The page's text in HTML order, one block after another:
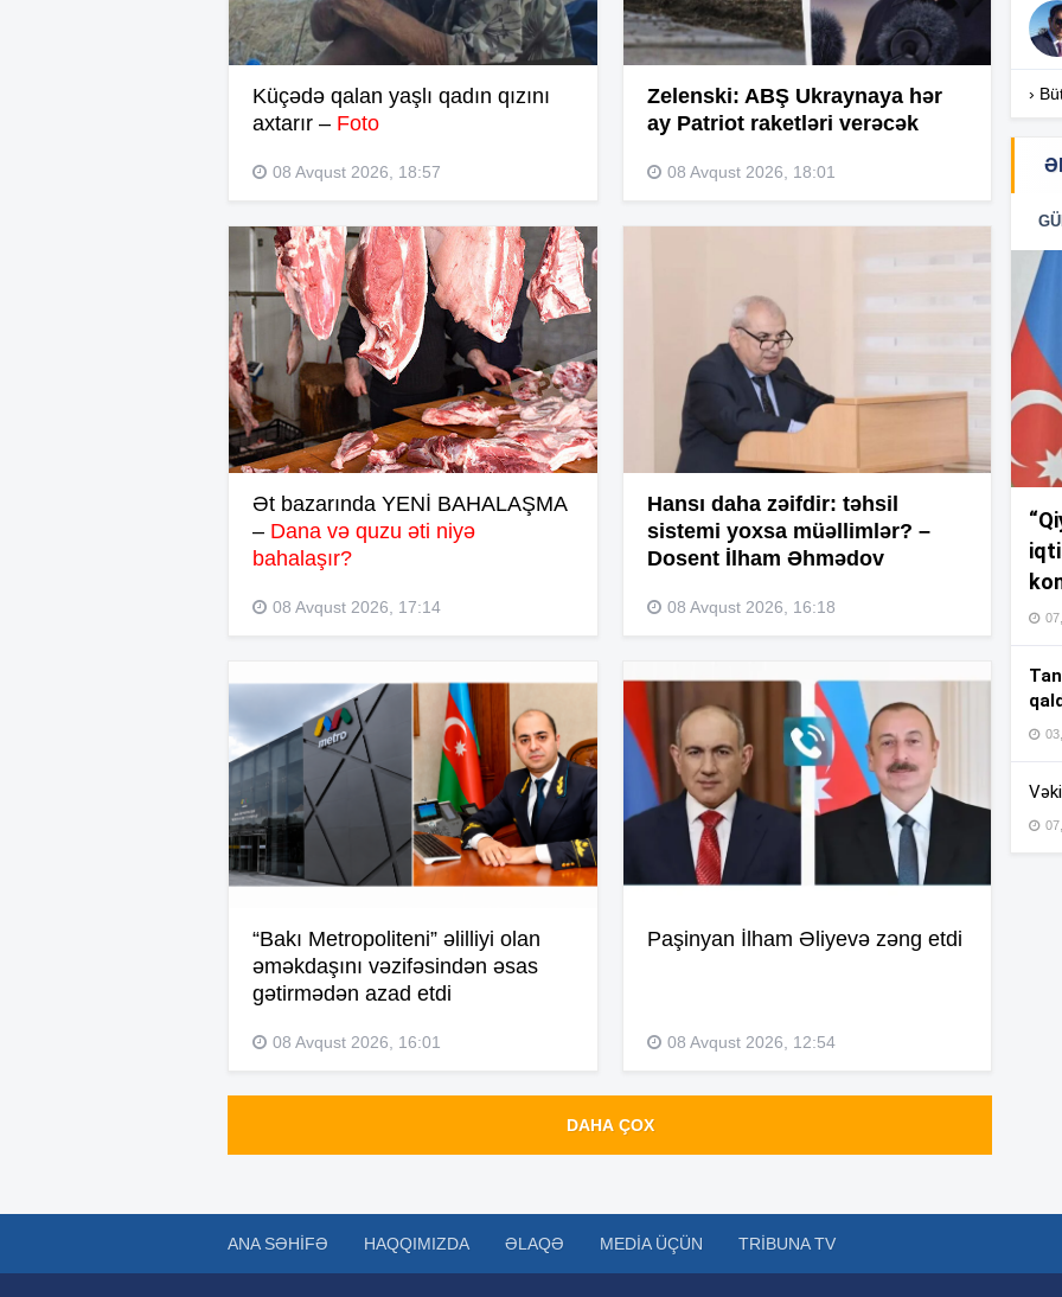
Küçədə qalan yaşlı qadın qızını
axtarır – Foto
08 Avqust 2026, 18:57
Zelenski: ABŞ Ukraynaya hər
ay Patriot raketləri verəcək
08 Avqust 2026, 18:01
Ət bazarında YENİ BAHALAŞMA
– Dana və quzu əti niyə
bahalaşır?
08 Avqust 2026, 17:14
Hansı daha zəifdir: təhsil
sistemi yoxsa müəllimlər? –
Dosent İlham Əhmədov
08 Avqust 2026, 16:18
“Bakı Metropoliteni” əlilliyi olan
əməkdaşını vəzifəsindən əsas
gətirmədən azad etdi
08 Avqust 2026, 16:01
Paşinyan İlham Əliyevə zəng etdi
08 Avqust 2026, 12:54
DAHA ÇOX
›
ANA SƏHIFƏ HAQQIMIZDA ƏLAQƏ MEDIA ÜÇÜN TRIBUNA TV